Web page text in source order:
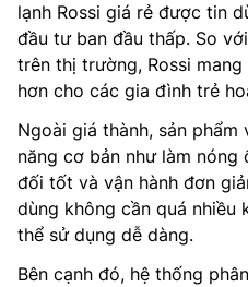
lạnh Rossi giá rẻ được tin
đầu tư ban đầu thấp. So
trên thị trường, Rossi
hơn cho các gia đình trẻ
Ngoài giá thành, sản
năng cơ bản như làm
đối tốt và vận hành đơn
dùng không cần quá nhiều
thể sử dụng dễ dàng.
Bên cạnh đó, hệ thống